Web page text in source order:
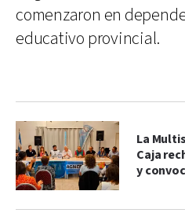
comenzaron en
educativo provincial.
La
Caja
y